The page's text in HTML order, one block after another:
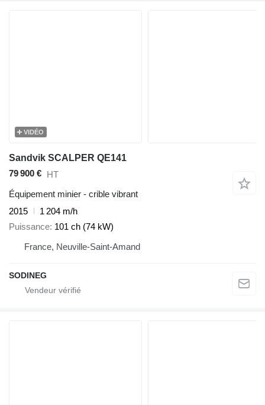
VIDÉO
Sandvik SCALPER QE141
79 900 € HT
Équipement minier - crible vibrant
2015
1 204 m/h
Puissance 101 ch (74 kW)
France, Neuville-Saint-Amand
SODINEG